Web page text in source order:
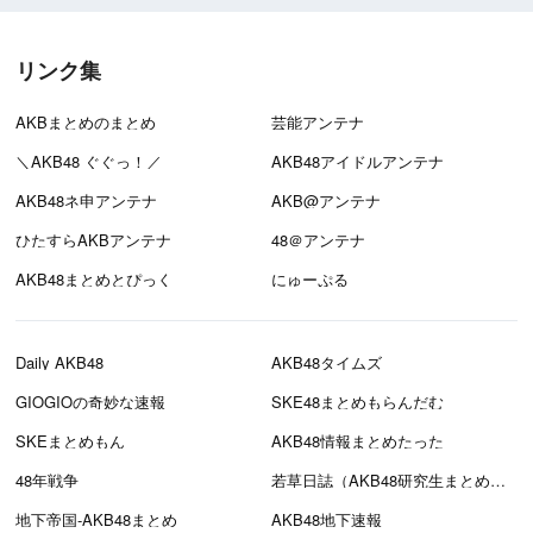
リンク集
AKBまとめのまとめ
芸能アンテナ
＼AKB48 ぐぐっ！／
AKB48アイドルアンテナ
AKB48ネ申アンテナ
AKB@アンテナ
ひたすらAKBアンテナ
48＠アンテナ
AKB48まとめとぴっく
にゅーぷる
Daily AKB48
AKB48タイムズ
GIOGIOの奇妙な速報
SKE48まとめもらんだむ
SKEまとめもん
AKB48情報まとめたった
48年戦争
若草日誌（AKB48研究生まとめブログ）
地下帝国-AKB48まとめ
AKB48地下速報